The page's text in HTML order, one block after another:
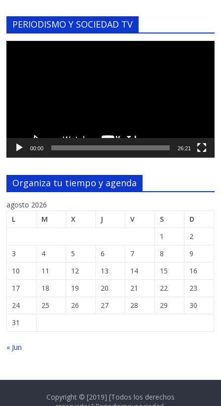
PERIODISMO Y SOCIEDAD TV
00:00 26:21
Organiza tu tiempo y agenda
agosto 2026
L
M X J V S
D
1
2
3
4 5 6 7 8
9
10
11 12 13 14 15
16
17
18 19 20 21 22
23
24
25 26 27 28 29
30
31
« Jun
Copyright © [2019] [Todos los derechos